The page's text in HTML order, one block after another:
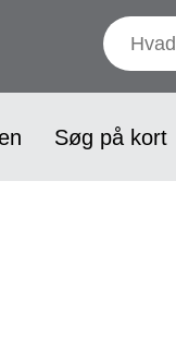
Søg på kort